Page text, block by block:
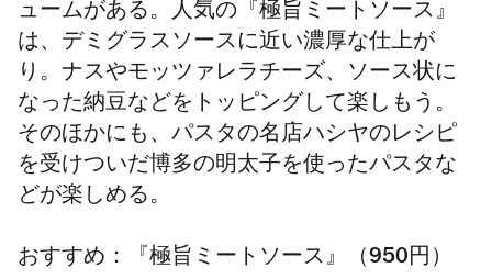
ュームがある。人気の『極旨ミートソース』
は、デミグラスソースに近い濃厚な仕上が
り。 ナスやモッツァレラチーズ、ソース状に
なった納豆などをトッピングして楽しもう。
そのほかにも、パスタの名店ハシヤのレシピ
を受けついだ博多の明太子を使ったパスタな
どが楽しめる。
おすすめ：『極旨ミートソース』（950円）